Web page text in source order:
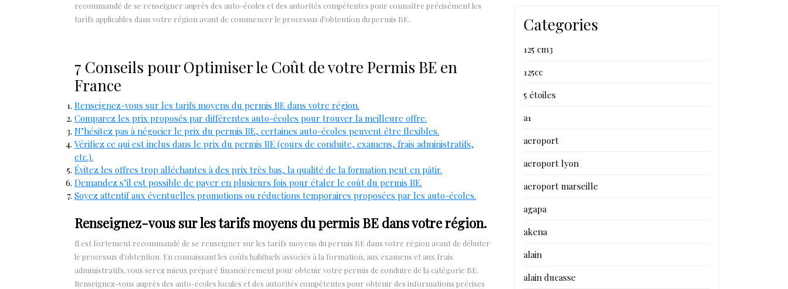
recommandé de se renseigner auprès des auto-écoles et des autorités compétentes pour connaître précisément les
tarifs applicables dans votre région avant de commencer le processus d’obtention du permis BE.
7 Conseils pour Optimiser le Coût de votre Permis BE en
France
Renseignez-vous sur les tarifs moyens du permis BE dans votre région.
Comparez les prix proposés par différentes auto-écoles pour trouver la meilleure offre.
N’hésitez pas à négocier le prix du permis BE, certaines auto-écoles peuvent être flexibles.
Vérifiez ce qui est inclus dans le prix du permis BE (cours de conduite, examens, frais administratifs,
etc.).
Évitez les offres trop alléchantes à des prix très bas, la qualité de la formation peut en pâtir.
Demandez s’il est possible de payer en plusieurs fois pour étaler le coût du permis BE.
Soyez attentif aux éventuelles promotions ou réductions temporaires proposées par les auto-écoles.
Renseignez-vous sur les tarifs moyens du permis BE dans votre région.
Il est fortement recommandé de se renseigner sur les tarifs moyens du permis BE dans votre région avant de débuter
le processus d’obtention. En connaissant les coûts habituels associés à la formation, aux examens et aux frais
administratifs, vous serez mieux préparé financièrement pour obtenir votre permis de conduire de la catégorie BE.
Renseignez-vous auprès des auto-écoles locales et des autorités compétentes pour obtenir des informations précises
Categories
125 cm3
125cc
5 étoiles
a1
aeroport
aeroport lyon
aeroport marseille
agapa
akena
alain
alain ducasse